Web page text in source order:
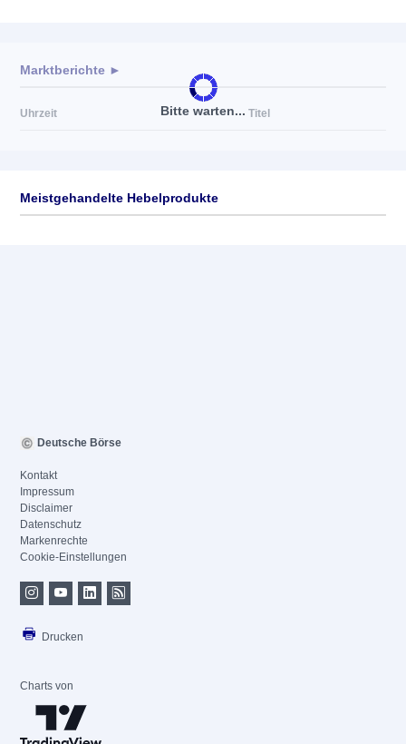
Bitte warten...
Marktberichte ►
Uhrzeit Titel
Meistgehandelte Hebelprodukte
Deutsche Börse
Kontakt
Impressum
Disclaimer
Datenschutz
Markenrechte
Cookie-Einstellungen
Drucken
Charts von